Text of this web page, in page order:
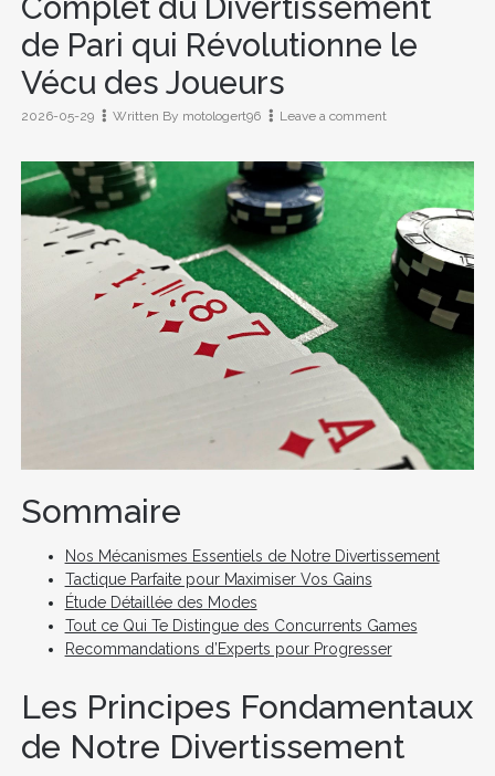
de Pari qui Révolutionne le
Vécu des Joueurs
2026-05-29 Written By motologert96 Leave a commenton
L’ultime
Tutoriel
Complet
du
Divertissement
de
qui
Révolutionne
le
Vécu
des
Joueurs
Sommaire
Nos Mécanismes Essentiels de Notre Divertissement
Tactique Parfaite pour Maximiser Vos Gains
Étude Détaillée des Modes
Tout ce Qui Te Distingue des Concurrents Games
Recommandations d’Experts pour Progresser
Les Principes Fondamentaux
de Notre Divertissement